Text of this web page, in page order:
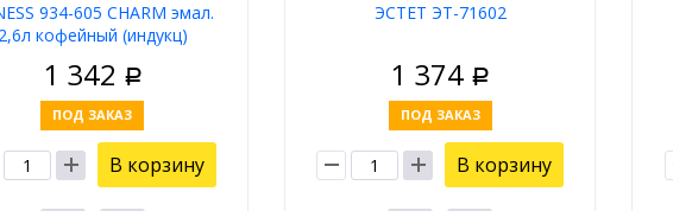
934-605 CHARM эмал.
кофейный (индукц)
1 342 Р
ПОД ЗАКАЗ
В корзину
ЭСТЕТ ЭТ-71602
1 374 Р
ПОД ЗАКАЗ
В корзину